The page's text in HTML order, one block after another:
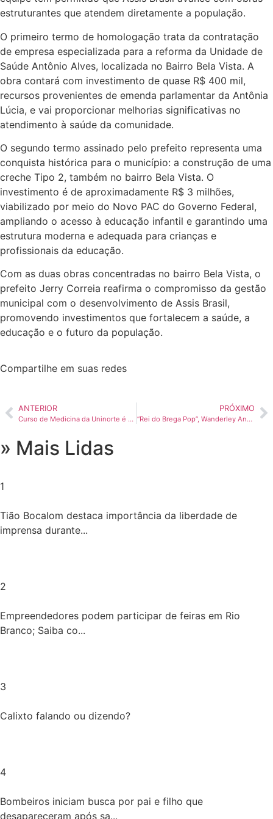
estruturantes que atendem diretamente a população.
O primeiro termo de homologação trata da contratação
de empresa especializada para a reforma da Unidade de
Saúde Antônio Alves, localizada no Bairro Bela Vista. A
obra contará com investimento de quase R$ 400 mil,
recursos provenientes de emenda parlamentar da Antônia
Lúcia, e vai proporcionar melhorias significativas no
atendimento à saúde da comunidade.
O segundo termo assinado pelo prefeito representa uma
conquista histórica para o município: a construção de uma
creche Tipo 2, também no bairro Bela Vista. O
investimento é de aproximadamente R$ 3 milhões,
viabilizado por meio do Novo PAC do Governo Federal,
ampliando o acesso à educação infantil e garantindo uma
estrutura moderna e adequada para crianças e
profissionais da educação.
Com as duas obras concentradas no bairro Bela Vista, o
prefeito Jerry Correia reafirma o compromisso da gestão
municipal com o desenvolvimento de Assis Brasil,
promovendo investimentos que fortalecem a saúde, a
educação e o futuro da população.
Compartilhe em suas redes
ANTERIOR
Curso de Medicina da Uninorte é avaliado entre os 100 piores do país e MEC deve proibir matrícula de novos alunos
PRÓXIMO
“Rei do Brega Pop”, Wanderley Andrade compartilha amor pelo estado em entrevista ao Portal Acre
» Mais Lidas
1
Tião Bocalom destaca importância da liberdade de
imprensa durante...
2
Empreendedores podem participar de feiras em Rio
Branco; Saiba co...
3
Calixto falando ou dizendo?
4
Bombeiros iniciam busca por pai e filho que
desapareceram após sa...